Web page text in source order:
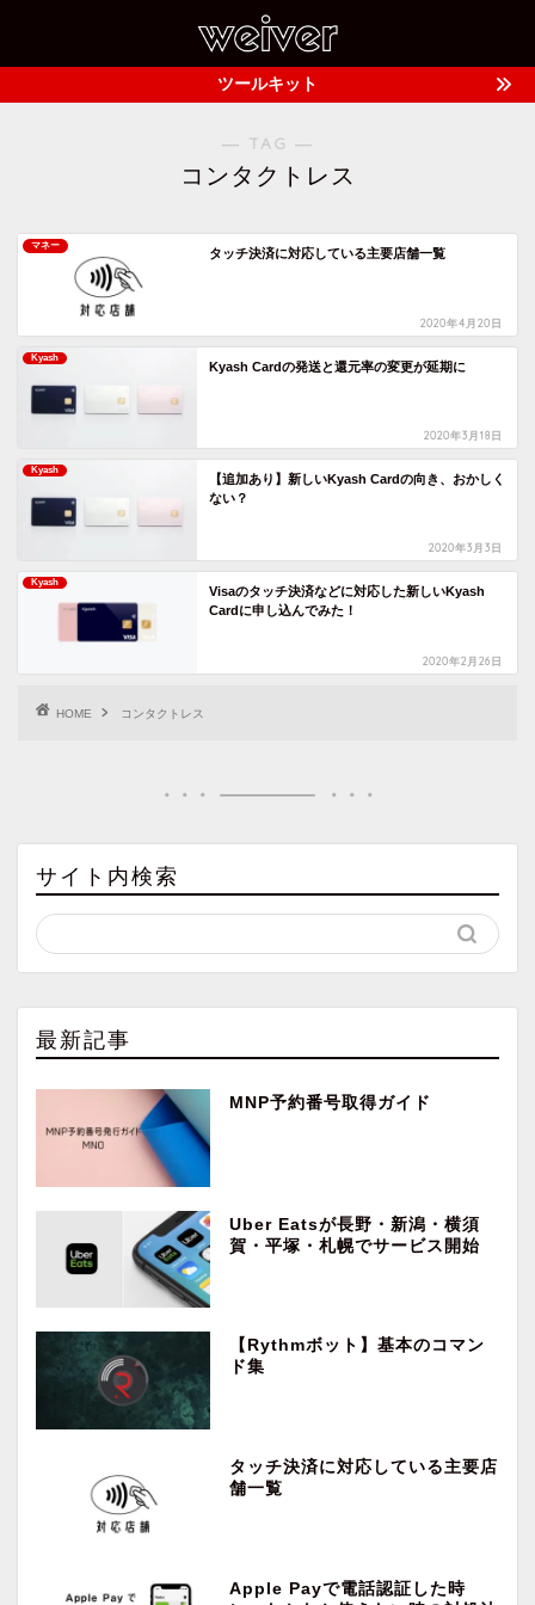
ツールキット
― TAG ―
コンタクトレス
マネー
タッチ決済に対応している主要店舗一覧
2020年4月20日
Kyash
Kyash Cardの発送と還元率の変更が延期に
2020年3月18日
Kyash
【追加あり】新しいKyash Cardの向き、おかしく
ない？
2020年3月3日
Kyash
Visaのタッチ決済などに対応した新しいKyash
Cardに申し込んでみた！
2020年2月26日
HOME コンタクトレス
サイト内検索
最新記事
MNP予約番号取得ガイド
Uber Eatsが長野・新潟・横須
賀・平塚・札幌でサービス開始
【Rythmボット】基本のコマン
ド集
タッチ決済に対応している主要店
舗一覧
Apple Payで電話認証した時